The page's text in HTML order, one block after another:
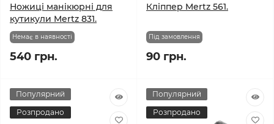
Ножиці манікюрні для
кутикули Mertz 831.
Немає в наявності
540 грн.
Кліппер Mertz 561.
Під замовлення
90 грн.
Популярний
Розпродано
Популярний
Розпродано